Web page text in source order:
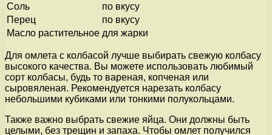
Соль
по вкусу
Перец
по вкусу
Масло растительное для жарки
Для омлета с колбасой лучше выбирать свежую колбасу
высокого качества. Вы можете использовать любимый
сорт колбасы, будь то вареная, копченая или
сыровяленая. Рекомендуется нарезать колбасу
небольшими кубиками или тонкими полукольцами.
Также важно выбрать свежие яйца. Они должны быть
целыми, без трещин и запаха. Чтобы омлет получился